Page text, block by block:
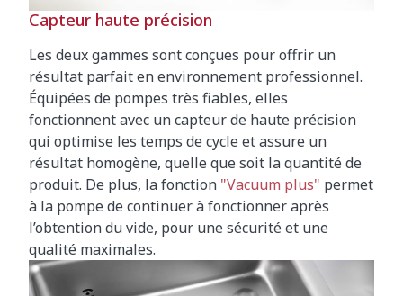
Capteur haute précision
Les deux gammes sont conçues pour offrir un
résultat parfait en environnement professionnel.
Équipées de pompes très fiables, elles
fonctionnent avec un capteur de haute précision
qui optimise les temps de cycle et assure un
résultat homogène, quelle que soit la quantité de
produit. De plus, la fonction "Vacuum plus" permet
à la pompe de continuer à fonctionner après
l’obtention du vide, pour une sécurité et une
qualité maximales.